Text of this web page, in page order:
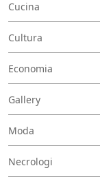
Cucina
Cultura
Economia
Gallery
Moda
Necrologi